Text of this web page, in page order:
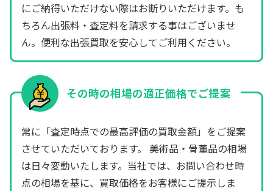
にご納得いただけない際はお断りいただけます。も
ちろん出張料・査定料を請求する事はございませ
ん。便利な出張買取を安心してご利用ください。
その時の相場の適正価格でご提案
常に「査定時点での最高評価の買取金額」をご提案
させていただいております。 美術品・骨董品の相場
は日々変動いたします。当社では、お問い合わせ時
点の相場を基に、買取価格をお客様にご提示しま